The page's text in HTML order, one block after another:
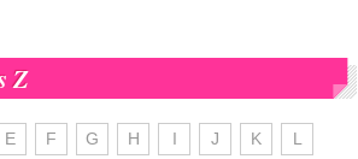
Z
E F G H I J K L